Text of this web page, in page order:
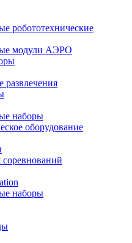
робототехнические
модули АЭРО
наборы
оборудование
наборы